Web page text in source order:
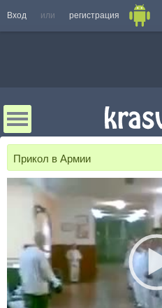
Вход или регистрация
Прикол в Армии